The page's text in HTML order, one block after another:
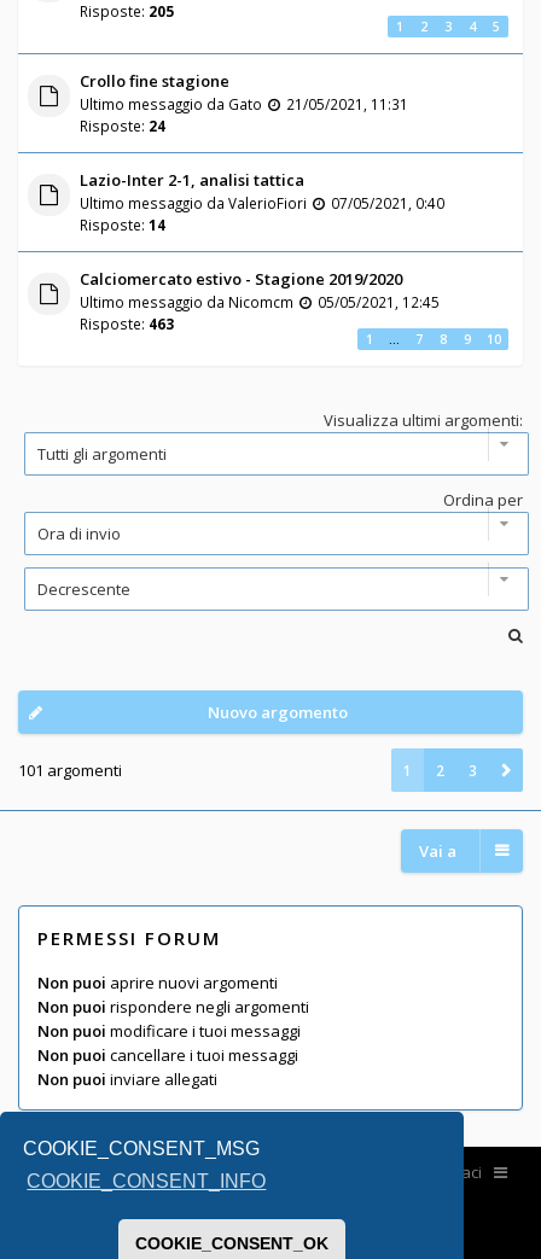
COOKIE_CONSENT_MSG
COOKIE_CONSENT_INFO
COOKIE_CONSENT_OK
Risposte: 205
1 2 3 4 5
Crollo fine stagione
Ultimo messaggio da Gato
21/05/2021, 11:31
Risposte: 24
Lazio-Inter 2-1, analisi tattica
Ultimo messaggio da ValerioFiori
07/05/2021, 0:40
Risposte: 14
Calciomercato estivo - Stagione 2019/2020
Ultimo messaggio da Nicomcm
05/05/2021, 12:45
Risposte: 463
1 … 7 8 9 10
Visualizza ultimi argomenti:
Ordina per
Nuovo argomento
101 argomenti 1 2 3
Vai a
PERMESSI FORUM
Non puoi aprire nuovi argomenti
Non puoi rispondere negli argomenti
Non puoi modificare i tuoi messaggi
Non puoi cancellare i tuoi messaggi
Non puoi inviare allegati
Home Contattaci